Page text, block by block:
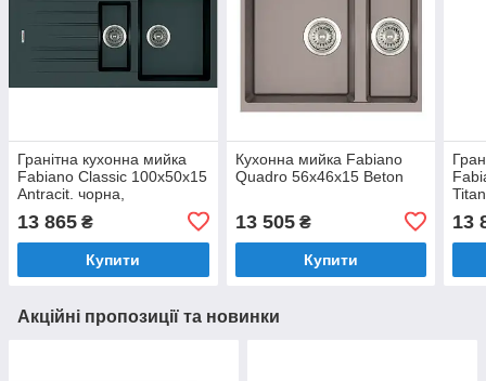
Гранітна кухонна мийка
Fabiano Classic 100x50x15
Antracit. чорна,
півторачашева з крилом
(8221.301.0520)
13 865 ₴
Купити
Кухонна мийка Fabiano
Quadro 56x46x15 Beton
13 505₴
Купити
13
Акційні пропозиції та новинки